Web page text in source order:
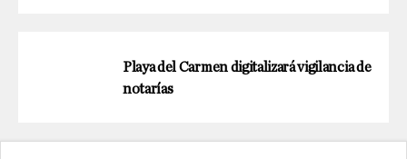
Playa del Carmen digitalizará vigilancia de
notarías